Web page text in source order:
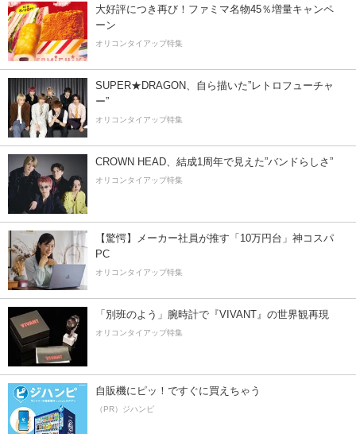
大好評につき再び！ファミマ名物45％増量キャンペ
ーン
オリコンタイアップ特集
SUPER★DRAGON、自ら描いた”レトロフューチャ
ー”
オリコンタイアップ特集
CROWN HEAD、結成1周年で見えた”バンドらしさ”
オリコンタイアップ特集
【驚愕】メーカー社員が推す「10万円台」神コスパ
PC
オリコンタイアップ特集
「別班のよう」腕時計で『VIVANT』の世界観再現
オリコンタイアップ特集
自販機にピッ！ですぐに買えちゃう
（PR）ジハンピ